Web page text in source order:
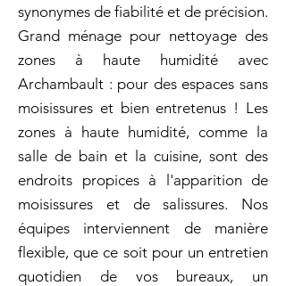
synonymes de fiabilité et de précision.
Grand ménage pour nettoyage des
zones à haute humidité avec
Archambault : pour des espaces sans
moisissures et bien entretenus ! Les
zones à haute humidité, comme la
salle de bain et la cuisine, sont des
endroits propices à l'apparition de
moisissures et de salissures. Nos
équipes interviennent de manière
flexible, que ce soit pour un entretien
quotidien de vos bureaux, un